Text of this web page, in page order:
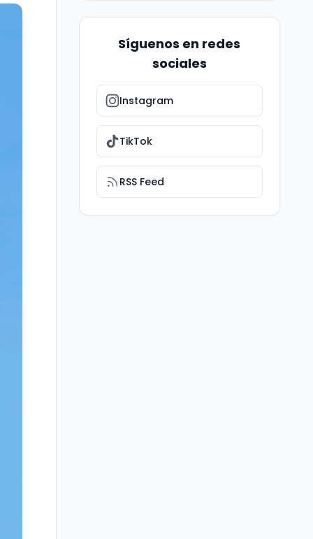
Síguenos en redes
sociales
Instagram
TikTok
RSS Feed